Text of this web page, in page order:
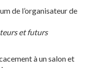
de l’organisateur de
et futurs
à un salon et